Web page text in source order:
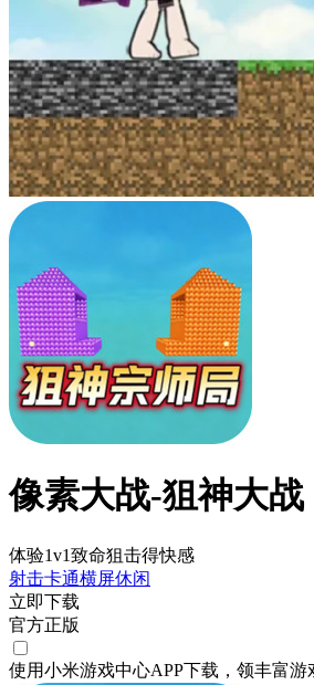
像素大战-狙神大战
体验1v1致命狙击得快感
射击卡通横屏休闲
立即下载
官方正版
使用小米游戏中心APP下载 ，领丰富游